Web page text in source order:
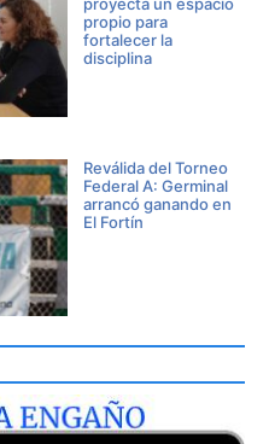
proyecta un espacio
propio para
fortalecer la
disciplina
Reválida del Torneo
Federal A: Germinal
arrancó ganando en
El Fortín